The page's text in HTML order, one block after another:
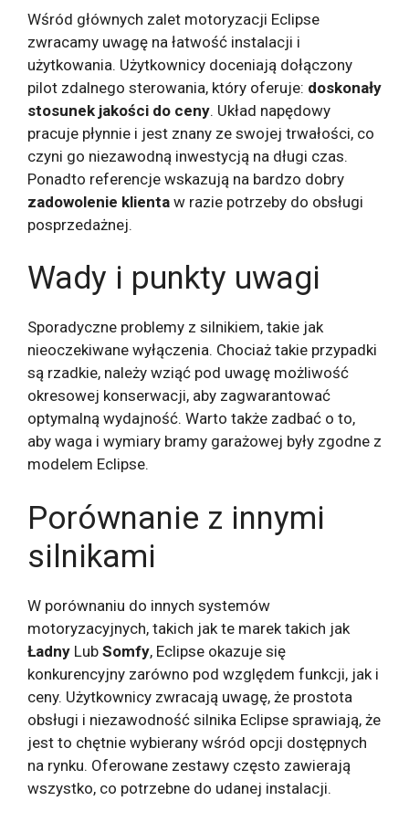
Wśród głównych zalet motoryzacji Eclipse
zwracamy uwagę na łatwość instalacji i
użytkowania. Użytkownicy doceniają dołączony
pilot zdalnego sterowania, który oferuje: doskonały
stosunek jakości do ceny. Układ napędowy
pracuje płynnie i jest znany ze swojej trwałości, co
czyni go niezawodną inwestycją na długi czas.
Ponadto referencje wskazują na bardzo dobry
zadowolenie klienta w razie potrzeby do obsługi
posprzedażnej.
Wady i punkty uwagi
Sporadyczne problemy z silnikiem, takie jak
nieoczekiwane wyłączenia. Chociaż takie przypadki
są rzadkie, należy wziąć pod uwagę możliwość
okresowej konserwacji, aby zagwarantować
optymalną wydajność. Warto także zadbać o to,
aby waga i wymiary bramy garażowej były zgodne z
modelem Eclipse.
Porównanie z innymi
silnikami
W porównaniu do innych systemów
motoryzacyjnych, takich jak te marek takich jak
Ładny Lub Somfy, Eclipse okazuje się
konkurencyjny zarówno pod względem funkcji, jak i
ceny. Użytkownicy zwracają uwagę, że prostota
obsługi i niezawodność silnika Eclipse sprawiają, że
jest to chętnie wybierany wśród opcji dostępnych
na rynku. Oferowane zestawy często zawierają
wszystko, co potrzebne do udanej instalacji.